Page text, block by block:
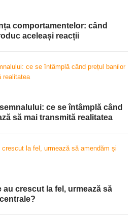
comportamentelor: când
aceleași reacții
ce se întâmplă când
să mai transmită realitatea
au crescut la fel, urmează să